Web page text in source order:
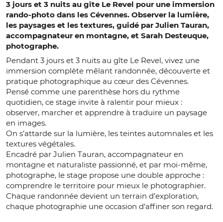
3 jours et 3 nuits au gîte Le Revel pour une immersion
rando-photo dans les Cévennes. Observer la lumière,
les paysages et les textures, guidé par Julien Tauran,
accompagnateur en montagne, et Sarah Desteuque,
photographe.
Pendant 3 jours et 3 nuits au gîte Le Revel, vivez une
immersion complète mêlant randonnée, découverte et
pratique photographique au cœur des Cévennes.​​
Pensé comme une parenthèse hors du rythme
quotidien, ce stage invite à ralentir pour mieux :
observer, marcher et apprendre à traduire un paysage
en images.
On s’attarde sur la lumière, les teintes automnales et les
textures végétales.​
Encadré par Julien Tauran, accompagnateur en
montagne et naturaliste passionné, et par moi-même,
photographe, le stage propose une double approche :
comprendre le territoire pour mieux le photographier.
Chaque randonnée devient un terrain d’exploration,
chaque photographie une occasion d’affiner son regard.